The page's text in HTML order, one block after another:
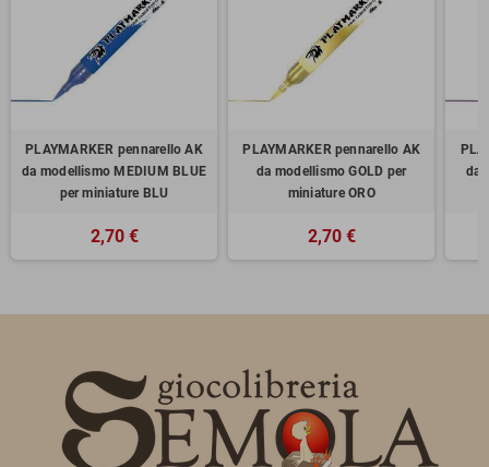
PLAYMARKER pennarello AK
da modellismo MEDIUM BLUE
per miniature BLU
2,70 €
PLAYMARKER pennarello AK
da modellismo GOLD per
miniature ORO
2,70 €
da